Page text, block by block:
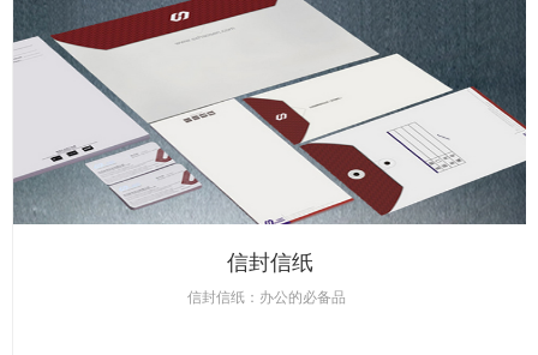
信封信纸
信封信纸：办公的必备品